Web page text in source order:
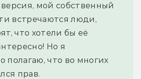
мой собственный
встречаются люди,
что хотели бы её
Но я
полагаю, что во многих
прав.